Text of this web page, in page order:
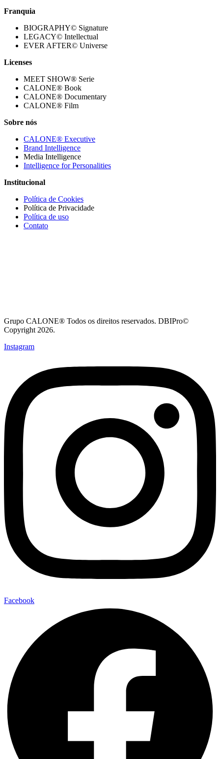
Franquia
BIOGRAPHY© Signature
LEGACY© Intellectual
EVER AFTER© Universe
Licenses
MEET SHOW® Serie
CALONE® Book
CALONE® Documentary
CALONE® Film
Sobre nós
CALONE® Executive
Brand Intelligence
Media Intelligence
Intelligence for Personalities
Institucional
Política de Cookies
Política de Privacidade
Política de uso
Contato
Grupo CALONE® Todos os direitos reservados. DBIPro©
Copyright 2026.
Instagram
Facebook